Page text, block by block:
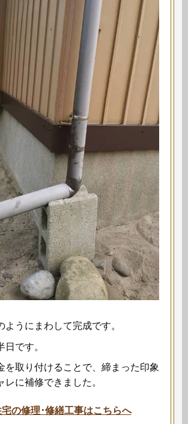
ようにまわして完成です。
日です。
を取り付けることで、締まった印象
レに補修できました。
宅の修理･修繕工事はこちらへ